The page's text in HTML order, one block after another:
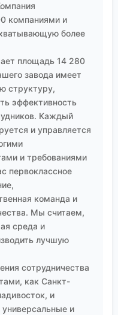
компаниями и
более
площадь 14 280
завода имеет
структуру,
эффективность
Каждый
и управляется
и требованиями
первоклассное
команда и
Мы считаем,
среда и
лучшую
сотрудничества
как Санкт-
и
и